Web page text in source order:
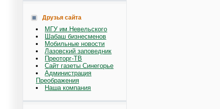
Друзья сайта
МГУ им.Невельского
Шабаш бизнесменов
Мобильные новости
Лазовский заповедник
Преоторг-ТВ
Сайт газеты Синегорье
Администрация
Преображения
Наша компания